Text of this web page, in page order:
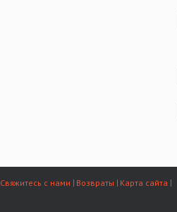
Свяжитесь с нами Возвраты Карта сайта